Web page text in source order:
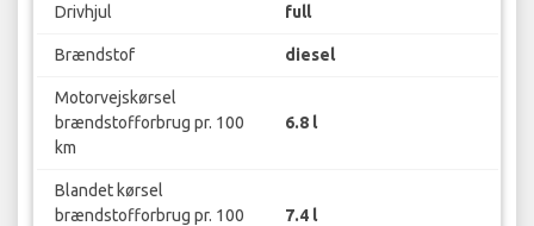
Drivhjul full
Brændstof diesel
Motorvejskørsel
brændstofforbrug pr. 100
km
6.8 l
Blandet kørsel
brændstofforbrug pr. 100
7.4 l